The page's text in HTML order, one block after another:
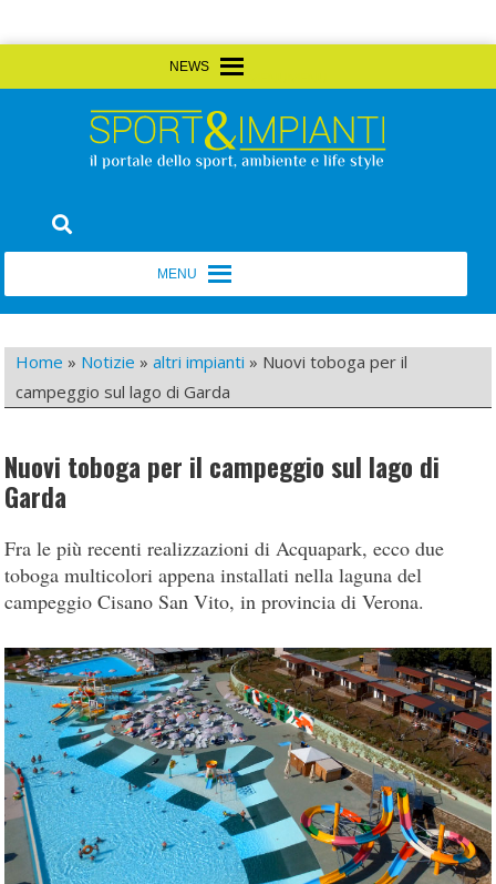
to
Sport&Impianti
Home » Notizie »altri impianti » Nuovi toboga per il
campeggio sul lago di Garda
Nuovi toboga per il campeggio sul lago di
Garda
Fra le più recenti realizzazioni di Acquapark, ecco due
toboga multicolori appena installati nella laguna del
campeggio Cisano San Vito, in provincia di Verona.